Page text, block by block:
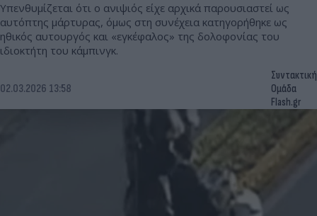
Υπενθυμίζεται ότι ο ανιψιός είχε αρχικά παρουσιαστεί ως
αυτόπτης μάρτυρας, όμως στη συνέχεια κατηγορήθηκε ως
ηθικός αυτουργός και «εγκέφαλος» της δολοφονίας του
ιδιοκτήτη του κάμπινγκ.
02.03.2026 13:58
Συντακτική
Ομάδα
Flash.gr